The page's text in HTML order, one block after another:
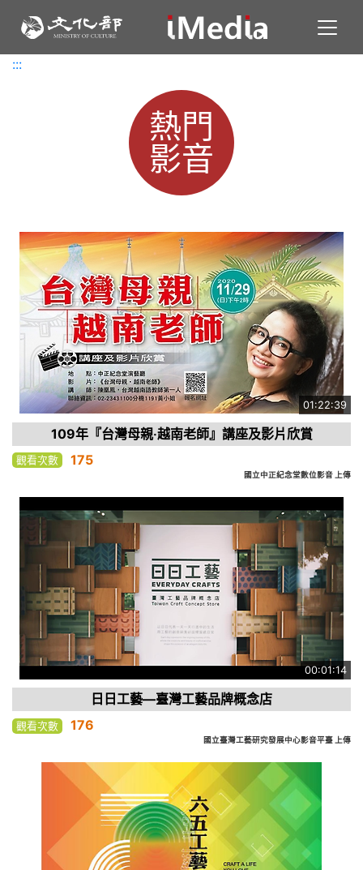
:::
:::
熱門
影音
01:22:39
109年『台灣母親‧越南老師』講座及影片欣賞
觀看次數 175
國立中正紀念堂數位影音 上傳
00:01:14
日日工藝—臺灣工藝品牌概念店
觀看次數 176
國立臺灣工藝研究發展中心影音平臺 上傳